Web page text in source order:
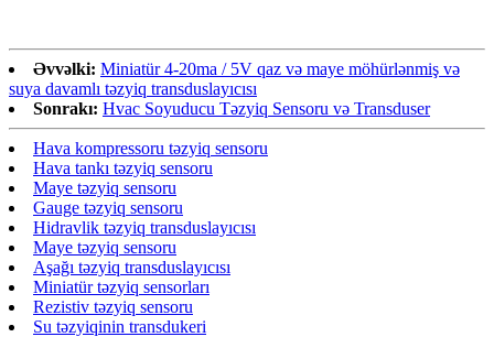
Əvvəlki: Miniatür 4-20ma / 5V qaz və maye möhürlənmiş və
suya davamlı təzyiq transduslayıcısı
Sonrakı: Hvac Soyuducu Təzyiq Sensoru və Transduser
Hava kompressoru təzyiq sensoru
Hava tankı təzyiq sensoru
Maye təzyiq sensoru
Gauge təzyiq sensoru
Hidravlik təzyiq transduslayıcısı
Maye təzyiq sensoru
Aşağı təzyiq transduslayıcısı
Miniatür təzyiq sensorları
Rezistiv təzyiq sensoru
Su təzyiqinin transdukeri